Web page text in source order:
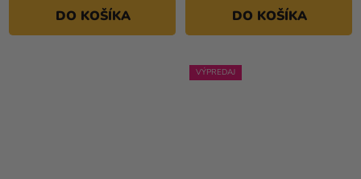
DO KOŠÍKA DO KOŠÍKA
VÝPREDAJ